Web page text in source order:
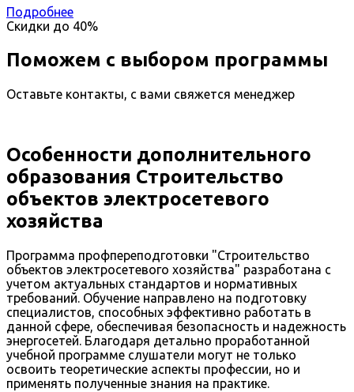
Подробнее
Скидки до 40%
Поможем с выбором программы
Оставьте контакты, с вами свяжется менеджер
Особенности дополнительного
образования Строительство
объектов электросетевого
хозяйства
Программа профпереподготовки "Строительство
объектов электросетевого хозяйства" разработана с
учетом актуальных стандартов и нормативных
требований. Обучение направлено на подготовку
специалистов, способных эффективно работать в
данной сфере, обеспечивая безопасность и надежность
энергосетей. Благодаря детально проработанной
учебной программе слушатели могут не только
освоить теоретические аспекты профессии, но и
применять полученные знания на практике.